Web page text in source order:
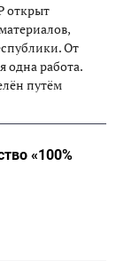
открыт
От
одна работа.
путём
«100%